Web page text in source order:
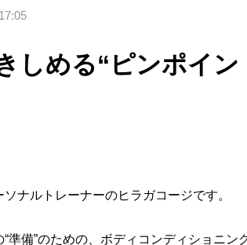
しめる“ピンポイン
ナルトレーナーのヒラガコージです。
備”のための、ボディコンディショニン